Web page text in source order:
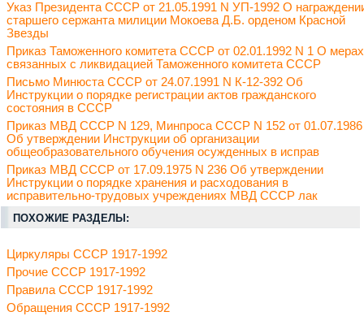
Указ Президента СССР от 21.05.1991 N УП-1992 О
старшего сержанта милиции Мокоева Д.Б. орденом Красной
Звезды
Приказ Таможенного комитета СССР от 02.01.1992 N 1 О
связанных с ликвидацией Таможенного комитета СССР
Письмо Минюста СССР от 24.07.1991 N К-12-392 Об
Инструкции о порядке регистрации актов гражданского
состояния в СССР
Приказ МВД СССР N 129, Минпроса СССР N 152 от 01.07.1986
Об утверждении Инструкции об организации
общеобразовательного обучения осужденных в исправ
Приказ МВД СССР от 17.09.1975 N 236 Об утверждении
Инструкции о порядке хранения и расходования в
исправительно-трудовых учреждениях МВД СССР лак
ПОХОЖИЕ РАЗДЕЛЫ:
Циркуляры СССР 1917-1992
Прочие СССР 1917-1992
Правила СССР 1917-1992
Обращения СССР 1917-1992